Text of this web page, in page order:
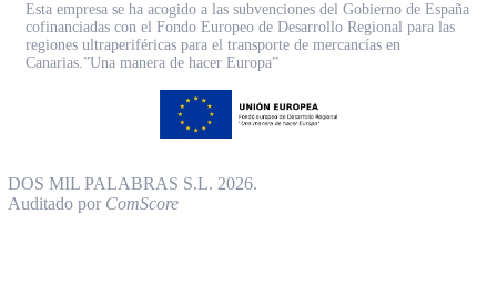
Esta empresa se ha acogido a las subvenciones del Gobierno de España
cofinanciadas con el Fondo Europeo de Desarrollo Regional para las
regiones ultraperiféricas para el transporte de mercancías en
Canarias.”Una manera de hacer Europa”
DOS MIL PALABRAS S.L. 2026.
Auditado por ComScore